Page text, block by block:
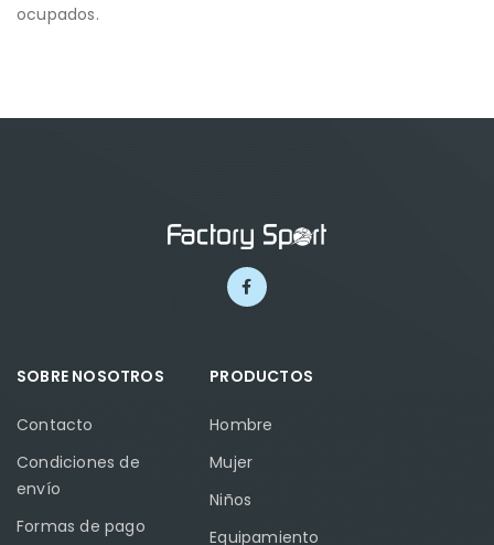
ocupados.
SOBRE NOSOTROS
Contacto
Condiciones de
envío
Formas de pago
PRODUCTOS
Hombre
Mujer
Niños
Equipamiento